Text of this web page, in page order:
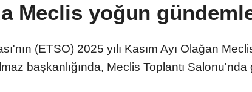
Meclis yoğun
(ETSO) 2025 yılı Kasım Ayı Olağan
başkanlığında, Meclis Toplantı